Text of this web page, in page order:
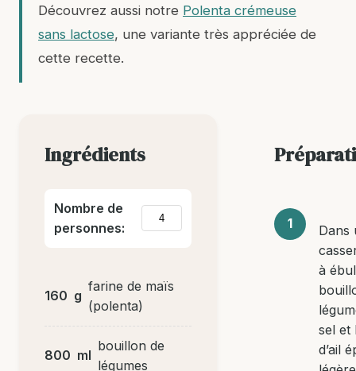
Découvrez aussi notre Polenta crémeuse
sans lactose, une variante très appréciée de
cette recette.
Ingrédients
Nombre de
personnes:
160 g
farine de maïs
(polenta)
800 ml
bouillon de
légumes
Dans
à
sel et
d’ail